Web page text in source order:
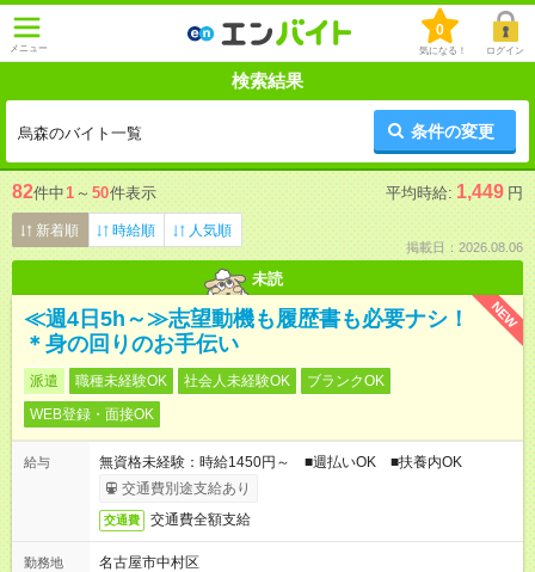
メニュー
0
気になる！ ログイン
検索結果
烏森のバイト一覧 条件の変更
82件中1 ～ 50件表示 平均時給: 1,449 円
新着順 時給順 人気順
掲載日：2026.08.06
未読
NEW
≪週4日5h～≫志望動機も履歴書も必要ナシ！
＊身の回りのお手伝い
派遣 職種未経験OK 社会人未経験OK
ブランクOK
WEB登録・面接OK
給与
無資格未経験：時給1450円～ ■週払いOK ■扶養内OK
交通費別途支給あり
交通費 交通費全額支給
勤務地
名古屋市中村区